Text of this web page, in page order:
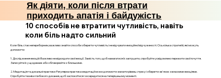
Як діяти, коли після втрати
приходить апатія і байдужість
10 способів не втратити чутливість, навіть
коли біль надто сильний
Коли біль стає непереборним, важливо знайти способи зберегти чутливість і не відчувати емоційної відчуженості. Ось кілька стратегій, які можуть
допомогти:
1. Дослідження емоцій: Важливо не відкидати свої емоції. Замість того, щоб намагатися їх заглушити, спробуйте усвідомлено пережити свої почуття.
Записуйте їх у щоденник або обговорюйте з близькими.
2. Медитація та дихальні практики: Регулярна практика медитації може допомогти знизити рівень стресу і зберегти зв'язок з власними емоціями.
Спробуйте техніки глибокого дихання, щоб заспокоїтися і зосередитися на теперішньому моменті.